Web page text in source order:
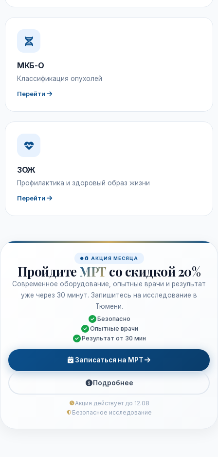
МКБ-О
Классификация опухолей
Перейти
ЗОЖ
Профилактика и здоровый образ жизни
Перейти
🧲 АКЦИЯ МЕСЯЦА
Пройдите МРТ со скидкой 20%
Современное оборудование, опытные врачи и результат
уже через 30 минут. Запишитесь на исследование в
Тюмени.
Безопасно
Опытные врачи
Результат от 30 мин
Записаться на МРТ
Подробнее
Акция действует до 12.08
Безопасное исследование